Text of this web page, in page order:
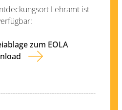
Lehramt ist
zum EOLA